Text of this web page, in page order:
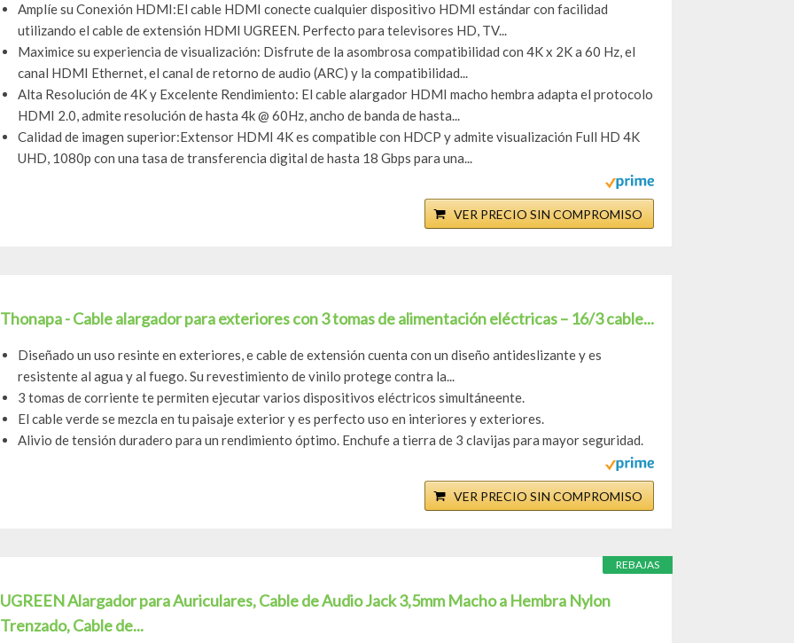
Amplíe su Conexión HDMI:El cable HDMI conecte cualquier dispositivo HDMI estándar con facilidad
utilizando el cable de extensión HDMI UGREEN. Perfecto para televisores HD, TV...
Maximice su experiencia de visualización: Disfrute de la asombrosa compatibilidad con 4K x 2K a 60 Hz, el
canal HDMI Ethernet, el canal de retorno de audio (ARC) y la compatibilidad...
Alta Resolución de 4K y Excelente Rendimiento: El cable alargador HDMI macho hembra adapta el protocolo
HDMI 2.0, admite resolución de hasta 4k @ 60Hz, ancho de banda de hasta...
Calidad de imagen superior:Extensor HDMI 4K es compatible con HDCP y admite visualización Full HD 4K
UHD, 1080p con una tasa de transferencia digital de hasta 18 Gbps para una...
VER PRECIO SIN COMPROMISO
Thonapa - Cable alargador para exteriores con 3 tomas de alimentación eléctricas – 16/3 cable...
Diseñado un uso resinte en exteriores, e cable de extensión cuenta con un diseño antideslizante y es
resistente al agua y al fuego. Su revestimiento de vinilo protege contra la...
3 tomas de corriente te permiten ejecutar varios dispositivos eléctricos simultáneente.
El cable verde se mezcla en tu paisaje exterior y es perfecto uso en interiores y exteriores.
Alivio de tensión duradero para un rendimiento óptimo. Enchufe a tierra de 3 clavijas para mayor seguridad.
VER PRECIO SIN COMPROMISO
REBAJAS
UGREEN Alargador para Auriculares, Cable de Audio Jack 3,5mm Macho a Hembra Nylon
Trenzado, Cable de...